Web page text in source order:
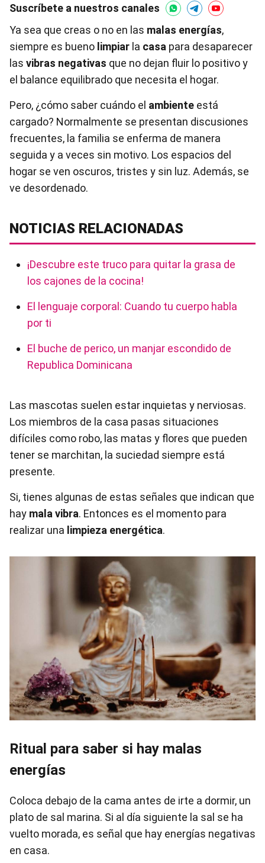
Suscríbete a nuestros canales
Ya sea que creas o no en las malas energías,
siempre es bueno limpiar la casa para desaparecer
las vibras negativas que no dejan fluir lo positivo y
el balance equilibrado que necesita el hogar.
Pero, ¿cómo saber cuándo el ambiente está
cargado? Normalmente se presentan discusiones
frecuentes, la familia se enferma de manera
seguida y a veces sin motivo. Los espacios del
hogar se ven oscuros, tristes y sin luz. Además, se
ve desordenado.
NOTICIAS RELACIONADAS
¡Descubre este truco para quitar la grasa de
los cajones de la cocina!
El lenguaje corporal: Cuando tu cuerpo habla
por ti
El buche de perico, un manjar escondido de
Republica Dominicana
Las mascotas suelen estar inquietas y nerviosas.
Los miembros de la casa pasas situaciones
difíciles como robo, las matas y flores que pueden
tener se marchitan, la suciedad siempre está
presente.
Si, tienes algunas de estas señales que indican que
hay mala vibra. Entonces es el momento para
realizar una limpieza energética.
Ritual para saber si hay malas
energías
Coloca debajo de la cama antes de irte a dormir, un
plato de sal marina. Si al día siguiente la sal se ha
vuelto morada, es señal que hay energías negativas
en casa.